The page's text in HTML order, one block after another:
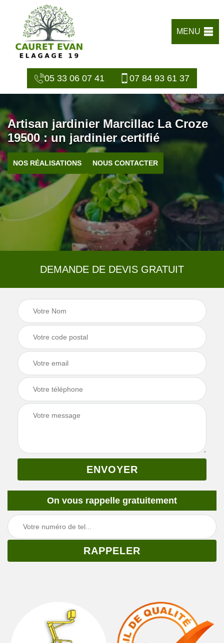
MENU
05 33 06 07 41 07 84 93 61 37
Artisan jardinier Marcillac La Croze
19500 : un jardinier certifié
NOS RÉALISATIONS NOUS CONTACTER
DEMANDE DE DEVIS GRATUIT
On vous rappelle gratuitement